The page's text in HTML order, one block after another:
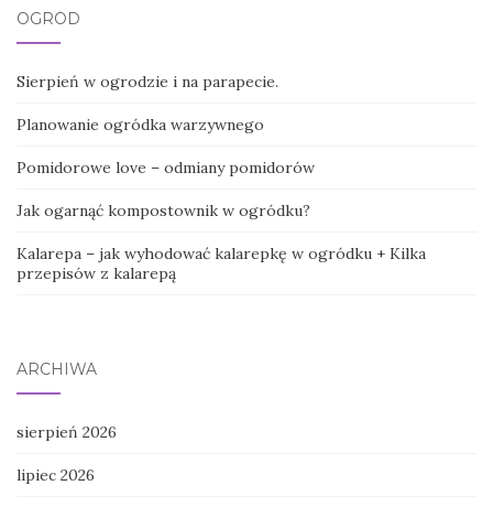
OGRÓD
Sierpień w ogrodzie i na parapecie.
Planowanie ogródka warzywnego
Pomidorowe love – odmiany pomidorów
Jak ogarnąć kompostownik w ogródku?
Kalarepa – jak wyhodować kalarepkę w ogródku + Kilka
przepisów z kalarepą
ARCHIWA
sierpień 2026
lipiec 2026